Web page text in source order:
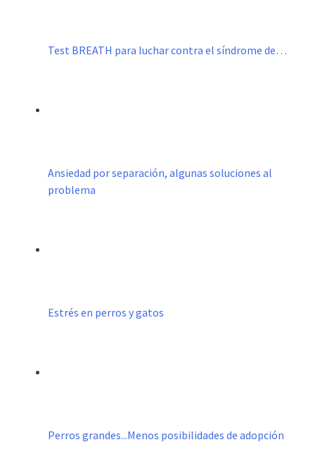
Test BREATH para luchar contra el síndrome de…
Ansiedad por separación, algunas soluciones al
problema
Estrés en perros y gatos
Perros grandes...Menos posibilidades de adopción